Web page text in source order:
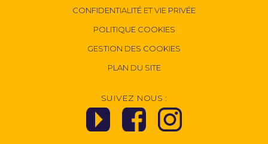
CONFIDENTIALITÉ ET VIE PRIVÉE
POLITIQUE COOKIES
GESTION DES COOKIES
PLAN DU SITE
SUIVEZ NOUS :